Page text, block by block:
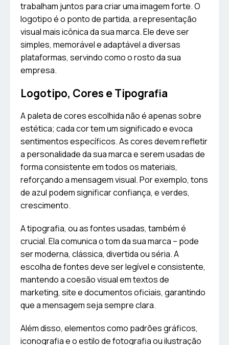
trabalham juntos para criar uma imagem forte. O
logotipo é o ponto de partida, a representação
visual mais icônica da sua marca. Ele deve ser
simples, memorável e adaptável a diversas
plataformas, servindo como o rosto da sua
empresa.
Logotipo, Cores e Tipografia
A paleta de cores escolhida não é apenas sobre
estética; cada cor tem um significado e evoca
sentimentos específicos. As cores devem refletir
a personalidade da sua marca e serem usadas de
forma consistente em todos os materiais,
reforçando a mensagem visual. Por exemplo, tons
de azul podem significar confiança, e verdes,
crescimento.
A tipografia, ou as fontes usadas, também é
crucial. Ela comunica o tom da sua marca – pode
ser moderna, clássica, divertida ou séria. A
escolha de fontes deve ser legível e consistente,
mantendo a coesão visual em textos de
marketing, site e documentos oficiais, garantindo
que a mensagem seja sempre clara.
Além disso, elementos como padrões gráficos,
iconografia e o estilo de fotografia ou ilustração